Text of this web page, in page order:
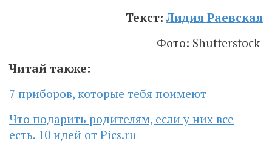
Текст:Лидия Раевская
Фото: Shutterstock
Читай также:
7 приборов, которые тебя поимеют
Что подарить родителям, если у них все
есть. 10 идей от Pics.ru